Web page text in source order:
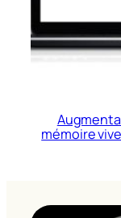
mémoire